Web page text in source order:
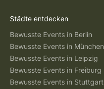
Städte entdecken
Bewusste Events in Berlin
Bewusste Events in München
Bewusste Events in Leipzig
Bewusste Events in Freiburg
Bewusste Events in Stuttgart